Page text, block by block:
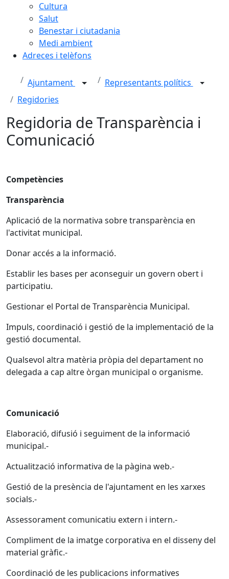
Cultura
Salut
Benestar i ciutadania
Medi ambient
Adreces i telèfons
Ajuntament
Representants polítics
Regidories
Regidoria de Transparència i
Comunicació
Competències
Transparència
Aplicació de la normativa sobre transparència en
l'activitat municipal.
Donar accés a la informació.
Establir les bases per aconseguir un govern obert i
participatiu.
Gestionar el Portal de Transparència Municipal.
Impuls, coordinació i gestió de la implementació de la
gestió documental.
Qualsevol altra matèria pròpia del departament no
delegada a cap altre òrgan municipal o organisme.
Comunicació
Elaboració, difusió i seguiment de la informació
municipal.-
Actualització informativa de la pàgina web.-
Gestió de la presència de l'ajuntament en les xarxes
socials.-
Assessorament comunicatiu extern i intern.-
Compliment de la imatge corporativa en el disseny del
material gràfic.-
Coordinació de les publicacions informatives